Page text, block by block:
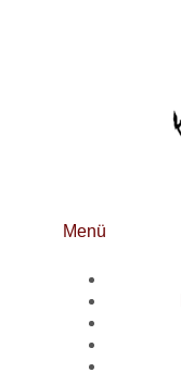
Menü